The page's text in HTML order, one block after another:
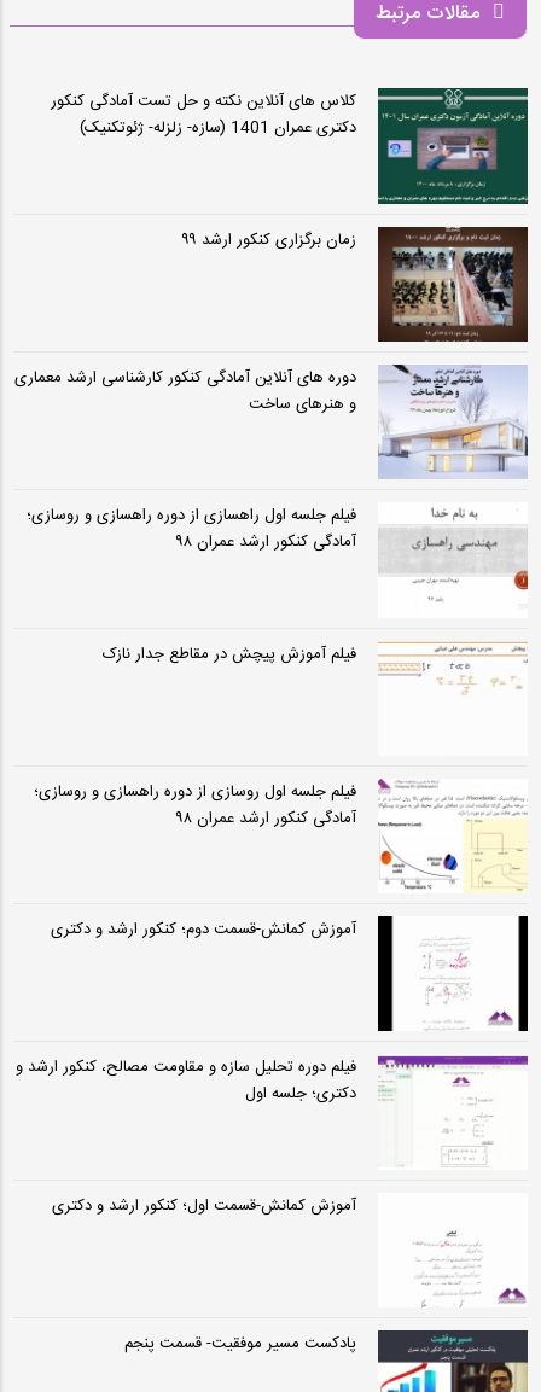
مقالات مرتبط
کلاس های آنلاین نکته و حل تست آمادگی کنکور
دکتری عمران 1401 (سازه- زلزله- ژئوتکنیک)
زمان برگزاری کنکور ارشد ۹۹
دوره های آنلاین آمادگی کنکور کارشناسی ارشد معماری
و هنرهای ساخت
فیلم جلسه اول راهسازی از دوره راهسازی و روسازی؛
آمادگی کنکور ارشد عمران ۹۸
فیلم آموزش پیچش در مقاطع جدار نازک
فیلم جلسه اول روسازی از دوره راهسازی و روسازی؛
آمادگی کنکور ارشد عمران ۹۸
آموزش كمانش-قسمت دوم؛ کنکور ارشد و دکتری
فیلم دوره تحلیل سازه و مقاومت مصالح، کنکور ارشد و
دکتری؛ جلسه اول
آموزش كمانش-قسمت اول؛ کنکور ارشد و دکتری
پادکست مسیر موفقیت- قسمت پنجم